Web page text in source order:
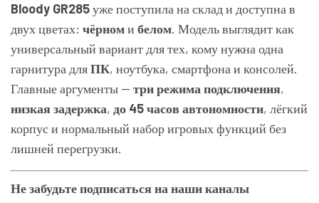
Bloody GR285уже поступила на склад и доступна в
двух цветах: чёрноми белом. Модель выглядит как
универсальный вариант для тех, кому нужна одна
гарнитура дляПК, ноутбука, смартфона и консолей.
Главные аргументы — три режима подключения,
низкая задержка, до 45 часов автономности, лёгкий
корпус и нормальный набор игровых функций без
лишней перегрузки.
Не забудьте подписаться на наши каналы